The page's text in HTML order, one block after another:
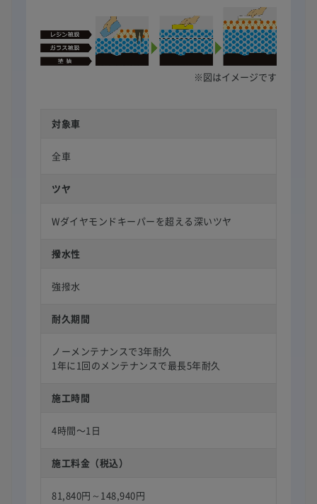
※図はイメージです
対象車
全車
ツヤ
Wダイヤモンドキーパーを超える深いツヤ
撥水性
強撥水
耐久期間
ノーメンテナンスで3年耐久
1年に1回のメンテナンスで最長5年耐久
施工時間
4時間〜1日
施工料金（税込）
81,840円～148,940円